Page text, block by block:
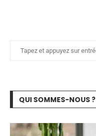
QUI SOMMES-NOUS ?